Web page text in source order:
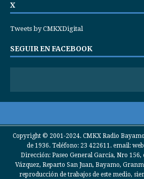
X
Tweets by CMKXDigital
SEGUIR EN FACEBOOK
Copyright © 2001-2024. CMKX Radio
de 1936. Teléfono: 23 422611. email:
Dirección: Paseo General García, Nro
Vázquez, Reparto San Juan, Bayamo,
reproducción de trabajos de este medio,